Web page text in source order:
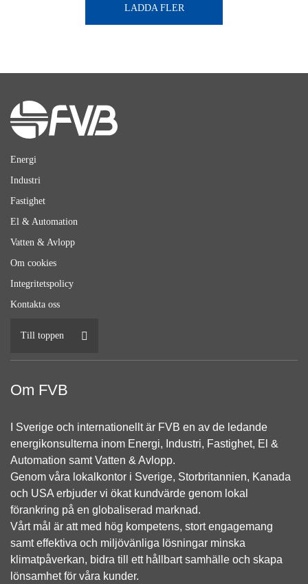
LADDA FLER
Energi
Industri
Fastighet
El & Automation
Vatten & Avlopp
Om cookies
Integritetspolicy
Kontakta oss
Till toppen
Om FVB
I Sverige och internationellt är FVB en av de ledande
energikonsulterna inom Energi, Industri, Fastighet, El &
Automation samt Vatten & Avlopp.
Genom våra lokalkontor i Sverige, Storbritannien, Kanada
och USA erbjuder vi ökat kundvärde genom lokal
förankring på en globaliserad marknad.
Vårt mål är att med hög kompetens, stort engagemang
samt effektiva och miljövänliga lösningar minska
klimatpåverkan, bidra till ett hållbart samhälle och skapa
lönsamhet för våra kunder.